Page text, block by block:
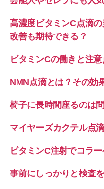
高濃度ビタミンC点滴
改善も期待できる？
ビタミンCの働きと注意
NMN点滴とは？その効
椅子に長時間座るのは
マイヤーズカクテル点
ビタミンC注射でコラ
事前にしっかりと検査